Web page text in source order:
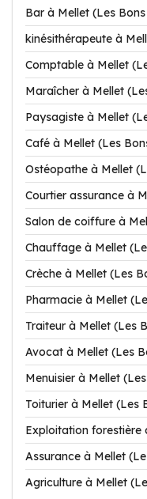
Bar à Mellet (Les
kinésithérapeute à
Comptable à Mellet
Maraîcher à Mellet
Paysagiste à Mellet
Café à Mellet (Les
Ostéopathe à Mellet
Courtier assurance à
Salon de coiffure à
Chauffage à Mellet
Crèche à Mellet (Les
Pharmacie à Mellet
Traiteur à Mellet (Les
Avocat à Mellet (Les
Menuisier à Mellet
Toiturier à Mellet (Les
Exploitation forestière
Assurance à Mellet
Agriculture à Mellet